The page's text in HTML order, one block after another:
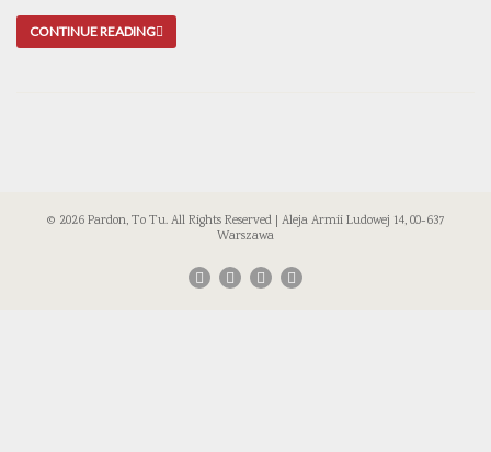
CONTINUE READING
© 2026 Pardon, To Tu. All Rights Reserved | Aleja Armii Ludowej 14, 00-637
Warszawa